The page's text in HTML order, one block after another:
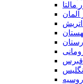
مالتا
آلمان
اتریش
قبرس